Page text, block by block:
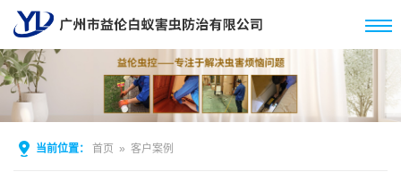
当前位置： 首页 » 客户案例